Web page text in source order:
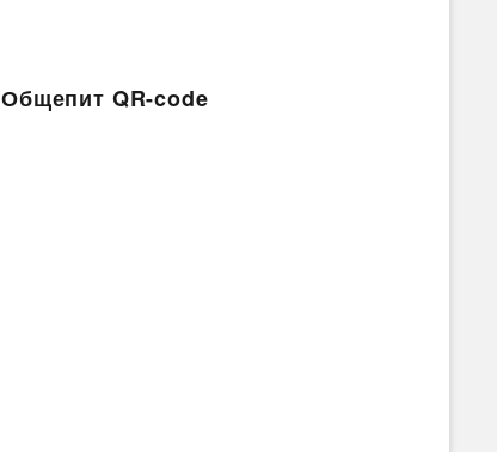
Общепит QR-code